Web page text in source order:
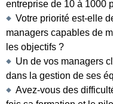
entreprise de 10 à 1000
Votre priorité est-elle
managers capables de
les objectifs ?
Un de vos managers
dans la gestion de ses
Avez-vous des